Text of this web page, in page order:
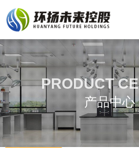
PRODUCT
产品中心